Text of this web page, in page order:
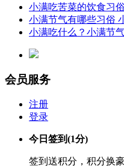
小满吃苦菜的饮食习俗
小满节气有哪些习俗
小满吃什么？小满节
会员服务
注册
登录
今日签到(1分)
签到送积分，积分换豪